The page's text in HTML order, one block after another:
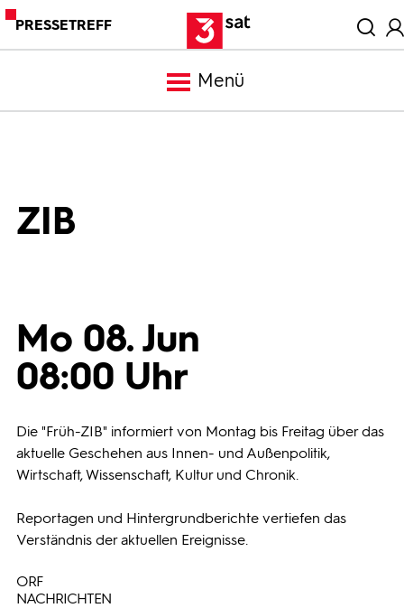
PRESSETREFF
Menü
Bilder
Programmwochen
ZIB
Mo 08. Jun
08:00 Uhr
Die "Früh-ZIB" informiert von Montag bis Freitag über das
aktuelle Geschehen aus Innen- und Außenpolitik,
Wirtschaft, Wissenschaft, Kultur und Chronik.
Reportagen und Hintergrundberichte vertiefen das
Verständnis der aktuellen Ereignisse.
ORF
NACHRICHTEN